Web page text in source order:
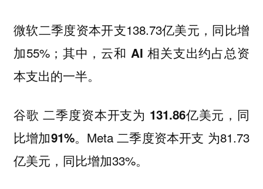
微软二季度资本开支138.73亿美元，同比增
加55%；其中， 云和 AI 相关支出约占总资
本支出的一半。
谷歌 二季度资本开支为 131.86亿美元，同
比增加91%。 Meta 二季度资本开支 为81.73
亿美元，同比增加33%。